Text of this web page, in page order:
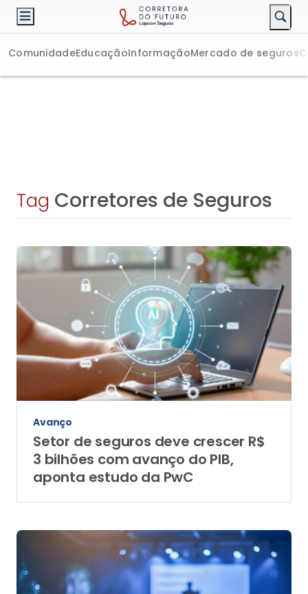
ComunidadeEducaçãoInformaçãoMercado de seguros
Tag Corretores de Seguros
Avanço
Setor de seguros deve crescer R$
3 bilhões com avanço do PIB,
aponta estudo da PwC